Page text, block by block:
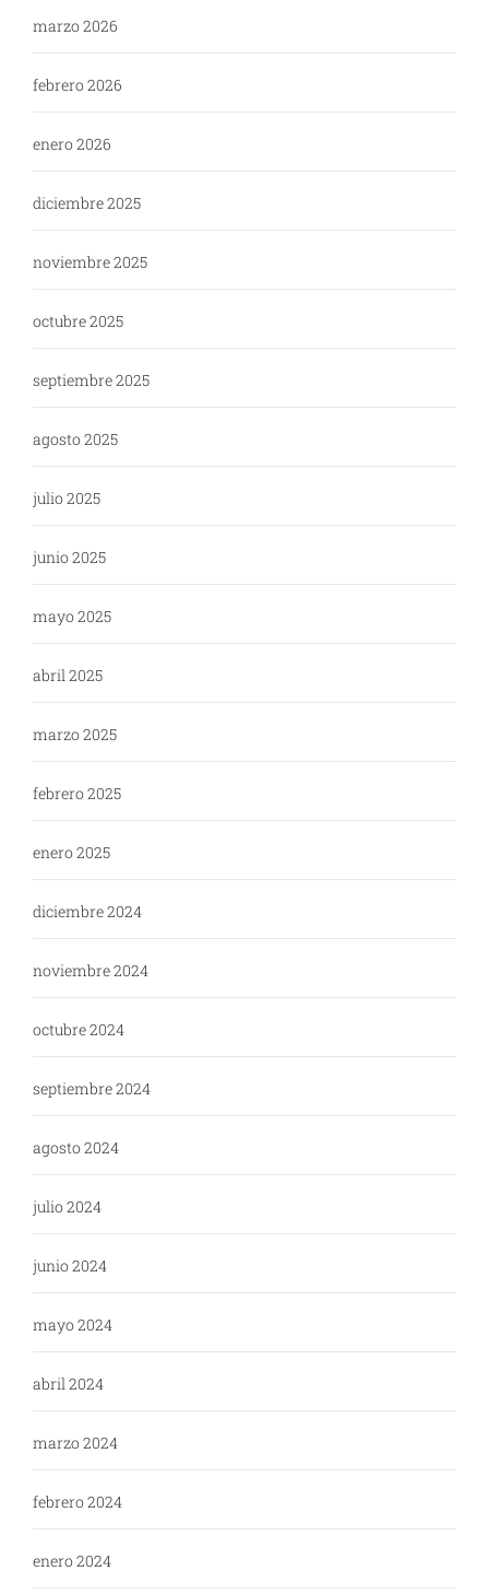
marzo 2026
febrero 2026
enero 2026
diciembre 2025
noviembre 2025
octubre 2025
septiembre 2025
agosto 2025
julio 2025
junio 2025
mayo 2025
abril 2025
marzo 2025
febrero 2025
enero 2025
diciembre 2024
noviembre 2024
octubre 2024
septiembre 2024
agosto 2024
julio 2024
junio 2024
mayo 2024
abril 2024
marzo 2024
febrero 2024
enero 2024